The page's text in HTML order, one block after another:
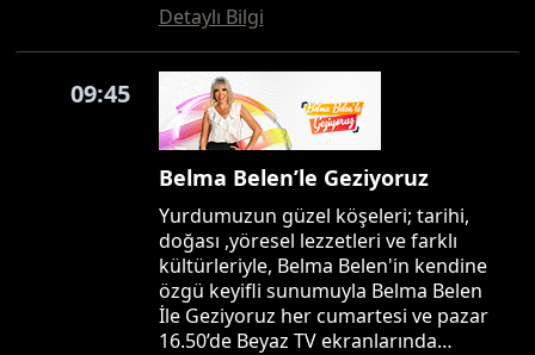
Detaylı Bilgi
09:45
Belma Belen’le Geziyoruz
Yurdumuzun güzel köşeleri; tarihi,
doğası ,yöresel lezzetleri ve farklı
kültürleriyle, Belma Belen'in kendine
özgü keyifli sunumuyla Belma Belen
İle Geziyoruz her cumartesi ve pazar
16.50’de Beyaz TV ekranlarında…